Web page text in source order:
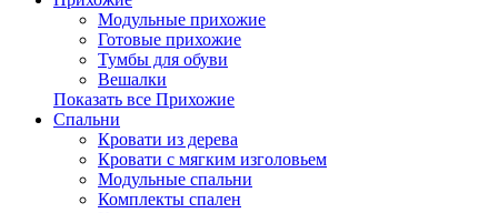
Модульные прихожие
Готовые прихожие
Тумбы для обуви
Вешалки
Показать все Прихожие
Спальни
Кровати из дерева
Кровати с мягким изголовьем
Модульные спальни
Комплекты спален